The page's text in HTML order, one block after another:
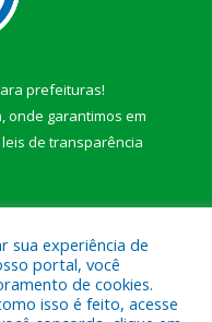
prefeituras!
onde garantimos em
leis de transparência
sua experiência de
portal, você
de cookies.
isso é feito, acesse